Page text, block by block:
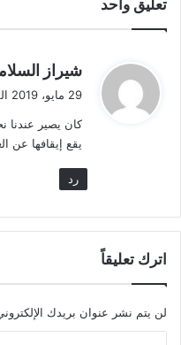
تعليق واحد
ي
ل
شيراز
29 مايو، 2019 الساعة 08:16
كان يصير عندنا
يقع إيقافها عن
رد
اترك تعليقاً
لن يتم نشر عنوان بريدك